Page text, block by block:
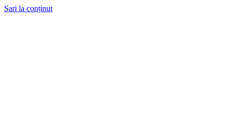
Sari la conținut